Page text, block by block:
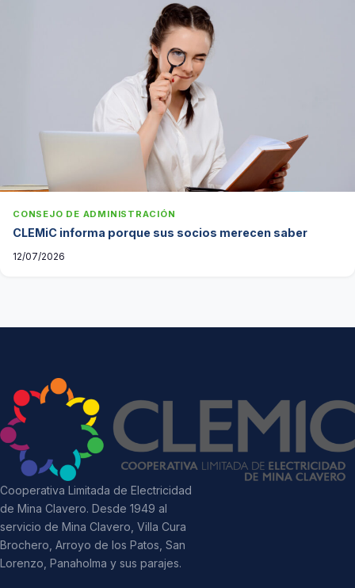
CONSEJO DE ADMINISTRACIÓN
CLEMiC informa porque sus socios merecen saber
12/07/2026
Cooperativa Limitada de Electricidad
de Mina Clavero. Desde 1949 al
servicio de Mina Clavero, Villa Cura
Brochero, Arroyo de los Patos, San
Lorenzo, Panaholma y sus parajes.